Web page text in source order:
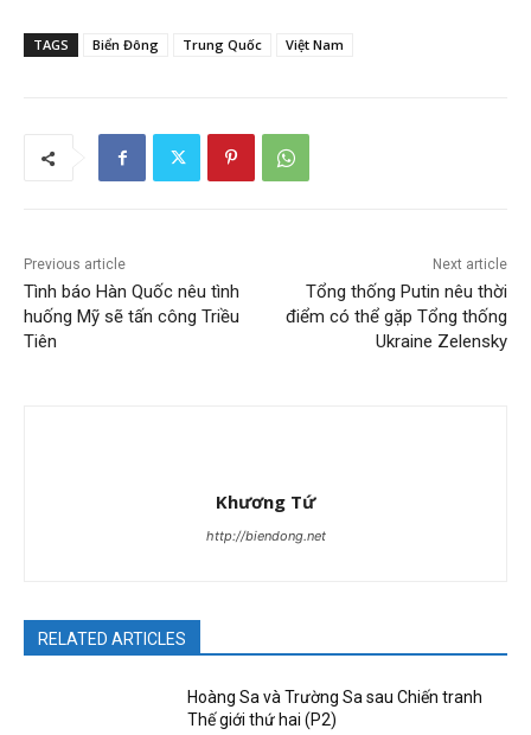
TAGS Biển Đông Trung Quốc Việt Nam
Previous article
Tình báo Hàn Quốc nêu tình
huống Mỹ sẽ tấn công Triều
Tiên
Next article
Tổng thống Putin nêu thời
điểm có thể gặp Tổng thống
Ukraine Zelensky
Khương Tứ
http://biendong.net
RELATED ARTICLES
Hoàng Sa và Trường Sa sau Chiến tranh
Thế giới thứ hai (P2)